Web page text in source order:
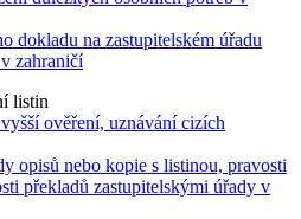
dokladu na zastupitelském úřadu
zahraničí
listin
ověření, uznávání cizích
opisů nebo kopie s listinou, pravosti
překladů zastupitelskými úřady v